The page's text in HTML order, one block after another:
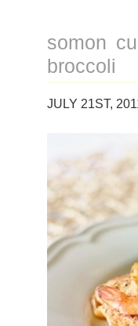
somon
broccoli
JULY 21ST,